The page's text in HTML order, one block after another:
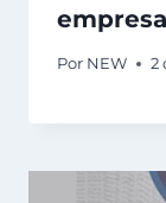
Por NEW 2